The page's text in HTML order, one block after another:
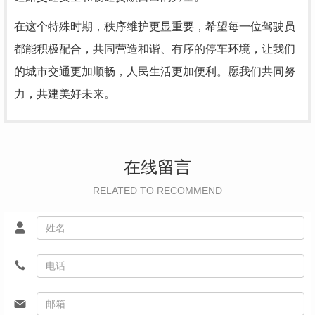
在这个特殊时期，秩序维护更显重要，希望每一位驾驶员
都能积极配合，共同营造和谐、有序的停车环境，让我们
的城市交通更加顺畅，人民生活更加便利。愿我们共同努
力，共建美好未来。
在线留言
RELATED TO RECOMMEND